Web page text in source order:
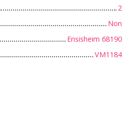
2
Non
Ensisheim 68190
VM1184